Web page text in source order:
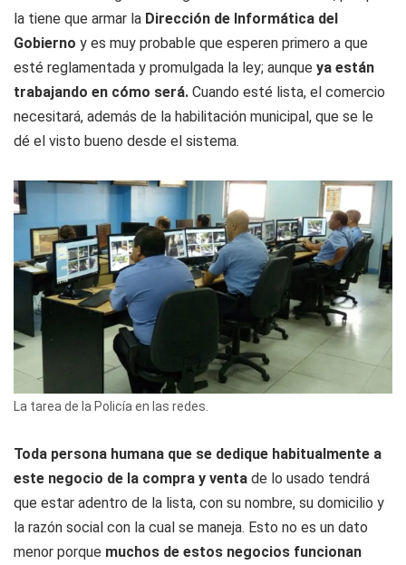
la tiene que armar la Dirección de Informática del
Gobierno y es muy probable que esperen primero a que
esté reglamentada y promulgada la ley; aunque ya están
trabajando en cómo será. Cuando esté lista, el comercio
necesitará, además de la habilitación municipal, que se le
dé el visto bueno desde el sistema.
La tarea de la Policía en las redes.
Toda persona humana que se dedique habitualmente a
este negocio de la compra y venta de lo usado tendrá
que estar adentro de la lista, con su nombre, su domicilio y
la razón social con la cual se maneja. Esto no es un dato
menor porque muchos de estos negocios funcionan